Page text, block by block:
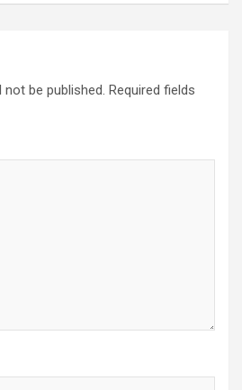
be published. Required fields